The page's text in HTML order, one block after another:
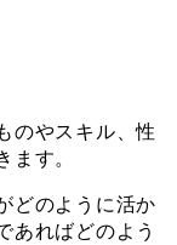
のやスキル、性
す。
どのように活か
あればどのよう